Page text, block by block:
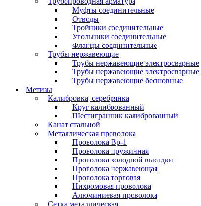
Муфты соединительные
Отводы
Тройники соединительные
Угольники соединительные
Фланцы соединительные
Трубы нержавеющие
Трубы нержавеющие электросварные
Трубы нержавеющие
Трубы нержавеющие бесшовные
Метизы
Калибровка, серебрянка
Круг калиброванный
Шестигранник калиброванный
Канат стальной
Металлическая проволока
Проволока Вр-1
Проволока пружинная
Проволока холодной высадки
Проволока нержавеющая
Проволока торговая
Нихромовая проволока
Алюминиевая проволока
Сетка металлическая